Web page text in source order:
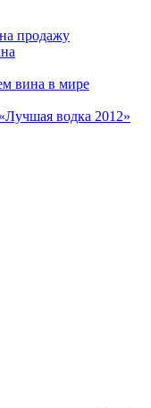
продажу
вина в мире
водка 2012»